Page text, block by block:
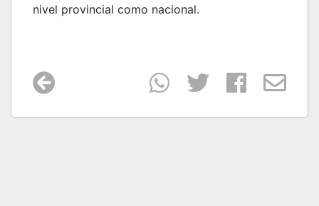
nivel provincial como nacional.